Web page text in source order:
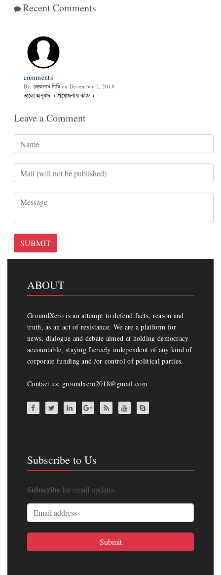
Recent Comments
comments
By: লোকনাথ গিরিon December 1, 2018
ভালো অনুবাদ । প্রযোজনীয় কাজ ।
Leave a Comment
SUBMIT
ABOUT
GroundXero is an attempt to defend facts, reason and
truth, as an act of resistance. We are a platform for
news, dialogue and debate aimed at holding democracy
accountable, staying fiercely independent of any kind of
corporate funding and /or control of political parties.
Contact us: groundxero2018@gmail.com
Subscribe to Us
Subscribe for email updates